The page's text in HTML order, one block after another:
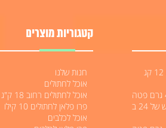
מזון רפואי אולטרה הייפו 12 קג
פחית סולו לחתולים 400 גרם פטה
בטעימות מעולה 6₪ מגש של 24 ב
קטגוריות מוצרים
חנות שלנו
אוכל לחתולים
אוכל לחתולים רחוב 18 ק"ג
פרו פלאן לחתולים 10 קילו
אוכל לכלבים